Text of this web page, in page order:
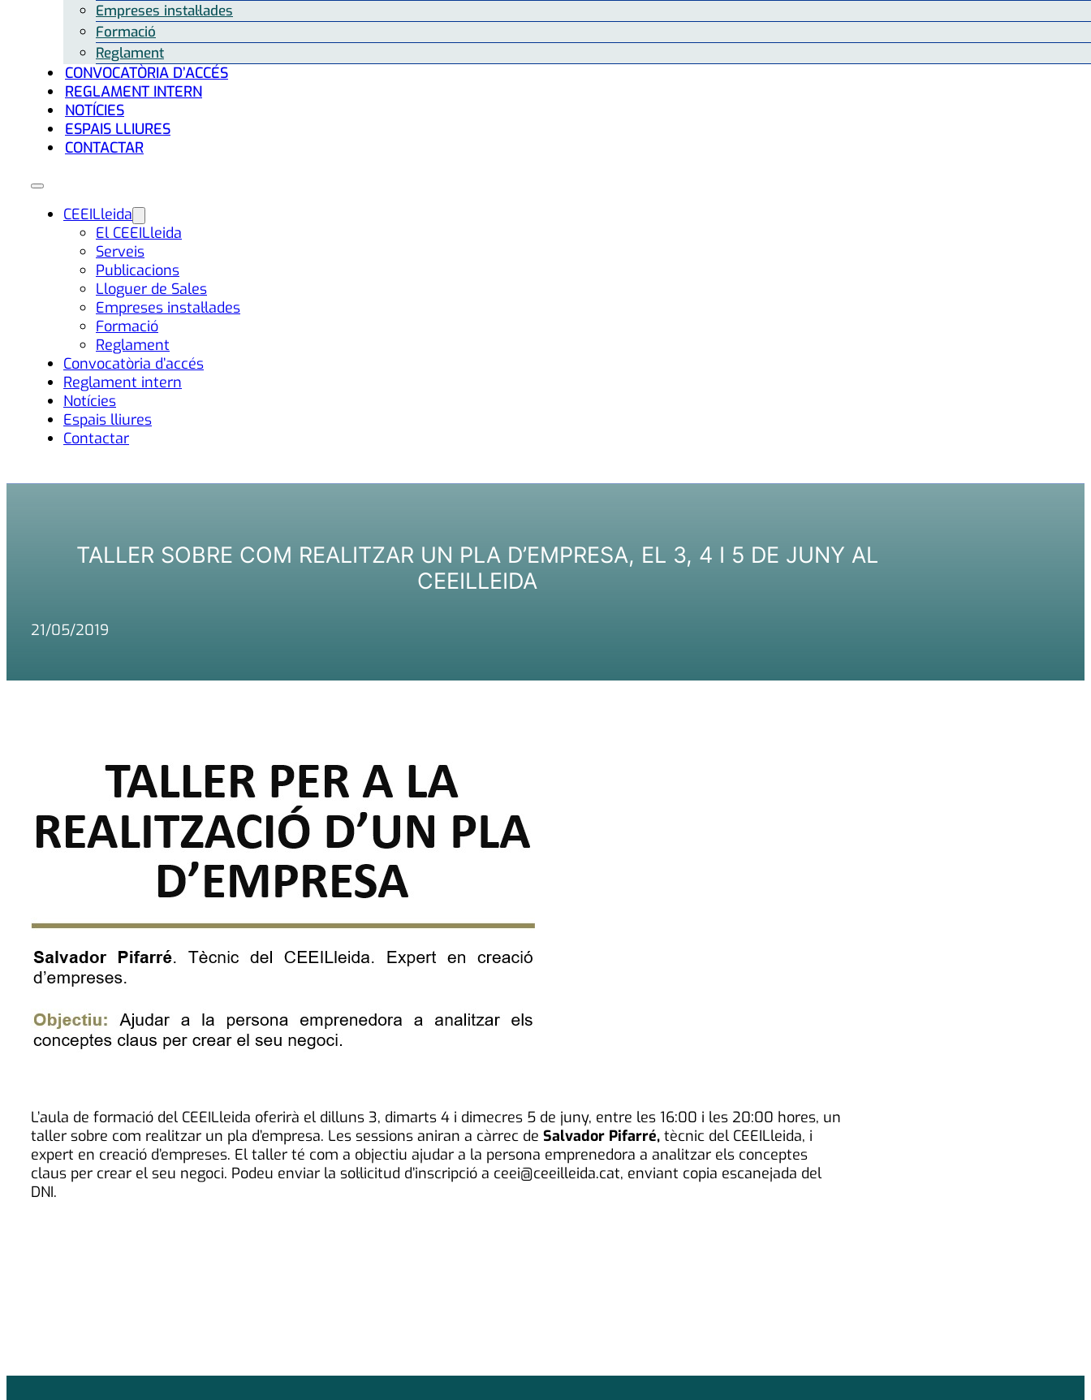
Empreses instal·lades
Formació
Reglament
CONVOCATÒRIA D’ACCÉS
REGLAMENT INTERN
NOTÍCIES
ESPAIS LLIURES
CONTACTAR
CEEILleida
El CEEILleida
Serveis
Publicacions
Lloguer de Sales
Empreses instal·lades
Formació
Reglament
Convocatòria d’accés
Reglament intern
Notícies
Espais lliures
Contactar
TALLER SOBRE COM REALITZAR UN PLA D’EMPRESA, EL 3, 4 I 5 DE JUNY AL
CEEILLEIDA
21/05/2019
L’aula de formació del CEEILleida oferirà el dilluns 3, dimarts 4 i dimecres 5 de juny, entre les 16:00 i les 20:00 hores, un
taller sobre com realitzar un pla d’empresa. Les sessions aniran a càrrec de Salvador Pifarré, tècnic del CEEILleida, i
expert en creació d’empreses. El taller té com a objectiu ajudar a la persona emprenedora a analitzar els conceptes
claus per crear el seu negoci. Podeu enviar la sol·licitud d’inscripció a ceei@ceeilleida.cat, enviant copia escanejada del
DNI.